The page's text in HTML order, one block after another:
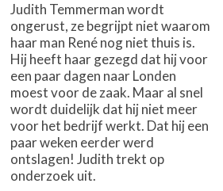
Judith Temmerman wordt
ongerust, ze begrijpt niet waarom
haar man René nog niet thuis is.
Hij heeft haar gezegd dat hij voor
een paar dagen naar Londen
moest voor de zaak. Maar al snel
wordt duidelijk dat hij niet meer
voor het bedrijf werkt. Dat hij een
paar weken eerder werd
ontslagen! Judith trekt op
onderzoek uit.